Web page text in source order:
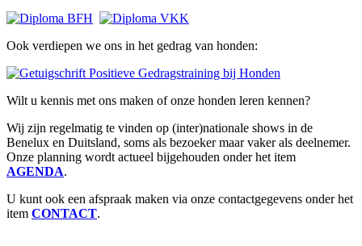
Ook verdiepen we ons in het gedrag van honden:
Wilt u kennis met ons maken of onze honden leren kennen?
Wij zijn regelmatig te vinden op (inter)nationale shows in de
Benelux en Duitsland, soms als bezoeker maar vaker als deelnemer.
Onze planning wordt actueel bijgehouden onder het item
AGENDA.
U kunt ook een afspraak maken via onze contactgegevens onder het
item CONTACT.